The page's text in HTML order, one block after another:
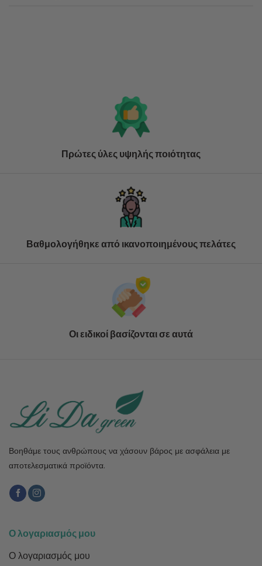
Πρώτες ύλες υψηλής ποιότητας
Βαθμολογήθηκε από ικανοποιημένους πελάτες
Οι ειδικοί βασίζονται σε αυτά
Βοηθάμε τους ανθρώπους να χάσουν βάρος με ασφάλεια με
αποτελεσματικά προϊόντα.
Ο λογαριασμός μου
Ο λογαριασμός μου